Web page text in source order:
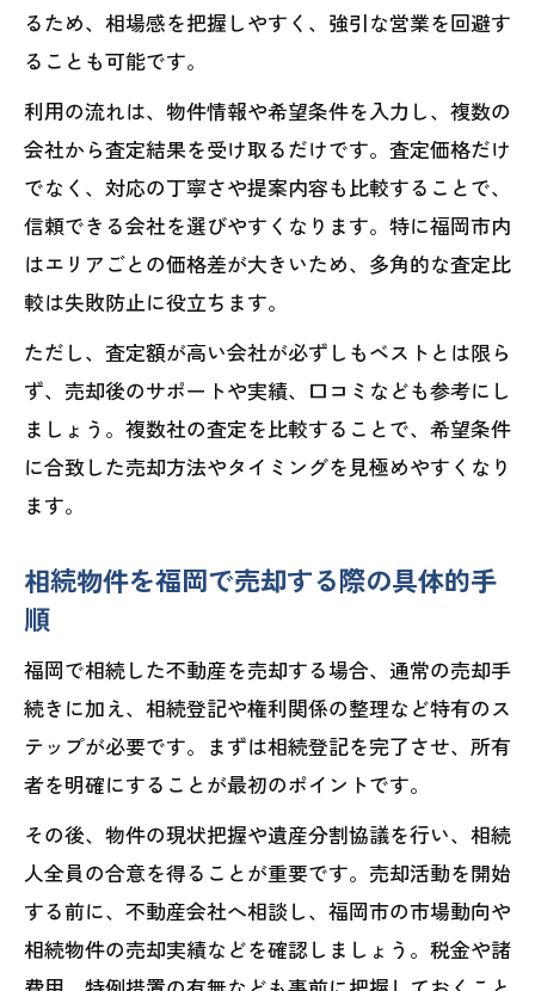
るため、相場感を把握しやすく、強引な営業を回避す
ることも可能です。
利用の流れは、物件情報や希望条件を入力し、複数の
会社から査定結果を受け取るだけです。査定価格だけ
でなく、対応の丁寧さや提案内容も比較することで、
信頼できる会社を選びやすくなります。特に福岡市内
はエリアごとの価格差が大きいため、多角的な査定比
較は失敗防止に役立ちます。
ただし、査定額が高い会社が必ずしもベストとは限ら
ず、売却後のサポートや実績、口コミなども参考にし
ましょう。複数社の査定を比較することで、希望条件
に合致した売却方法やタイミングを見極めやすくなり
ます。
相続物件を福岡で売却する際の具体的手
順
福岡で相続した不動産を売却する場合、通常の売却手
続きに加え、相続登記や権利関係の整理など特有のス
テップが必要です。まずは相続登記を完了させ、所有
者を明確にすることが最初のポイントです。
その後、物件の現状把握や遺産分割協議を行い、相続
人全員の合意を得ることが重要です。売却活動を開始
する前に、不動産会社へ相談し、福岡市の市場動向や
相続物件の売却実績などを確認しましょう。税金や諸